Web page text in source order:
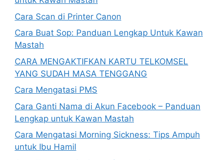
Cara Scan di Printer Canon
Cara Buat Sop: Panduan Lengkap Untuk Kawan
Mastah
CARA MENGAKTIFKAN KARTU TELKOMSEL
YANG SUDAH MASA TENGGANG
Cara Mengatasi PMS
Cara Ganti Nama di Akun Facebook – Panduan
Lengkap untuk Kawan Mastah
Cara Mengatasi Morning Sickness: Tips Ampuh
untuk Ibu Hamil